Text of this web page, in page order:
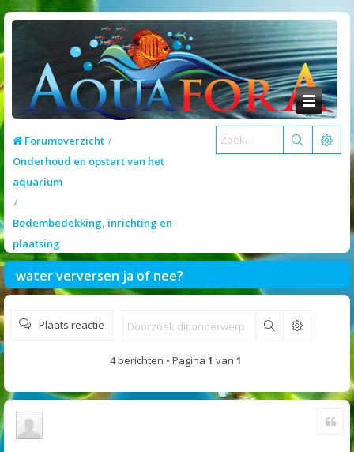
Forumoverzicht
Onderhoud en opstart van het
aquarium
Bodembedekking, inrichting en
plaatsing
water verversen ja of nee?
Plaats reactie Zoek
4 berichten • Pagina 1 van 1